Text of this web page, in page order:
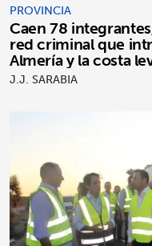
PROVINCIA
Caen 78
red criminal que
Almería y la costa
J.J. SARABIA